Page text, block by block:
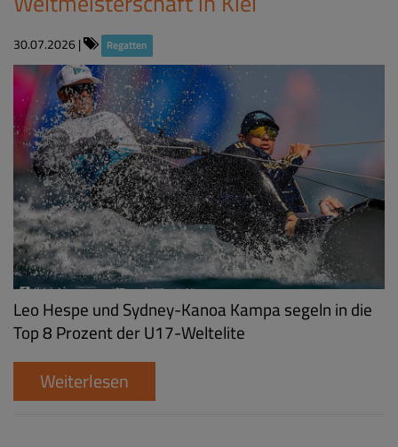
30.07.2026| Regatten
Leo Hespe und Sydney-Kanoa Kampa segeln in die
Top 8 Prozent der U17-Weltelite
Weiterlesen